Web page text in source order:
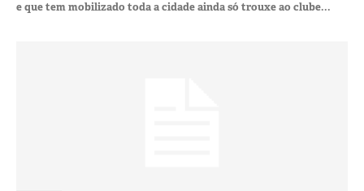
e que tem mobilizado toda a cidade ainda só trouxe ao clube...